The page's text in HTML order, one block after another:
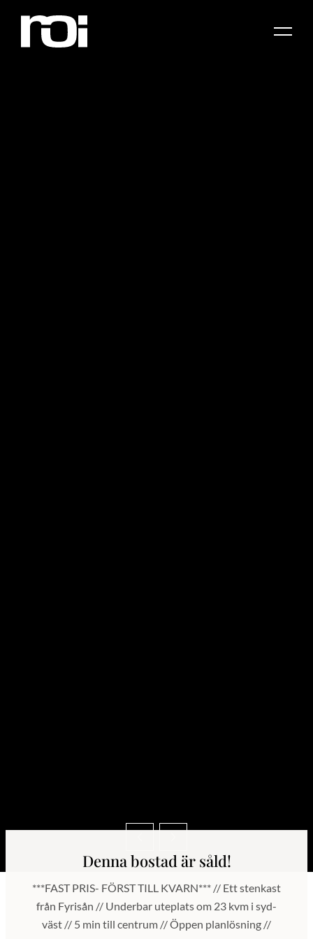
Denna bostad är såld!
***FAST PRIS- FÖRST TILL KVARN*** // Ett stenkast
från Fyrisån // Underbar uteplats om 23 kvm i syd-
väst // 5 min till centrum // Öppen planlösning //